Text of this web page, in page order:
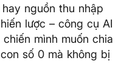
hay nguồn thu nhập
lược – công cụ AI
mình muốn chia
số 0 mà không bị